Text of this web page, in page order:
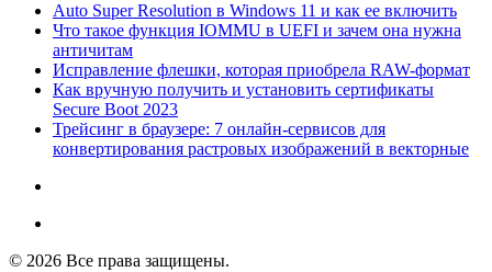
Auto Super Resolution в Windows 11 и как ее включить
Что такое функция IOMMU в UEFI и зачем она нужна
античитам
Исправление флешки, которая приобрела RAW-формат
Как вручную получить и установить сертификаты
Secure Boot 2023
Трейсинг в браузере: 7 онлайн-сервисов для
конвертирования растровых изображений в векторные
© 2026 Все права защищены.